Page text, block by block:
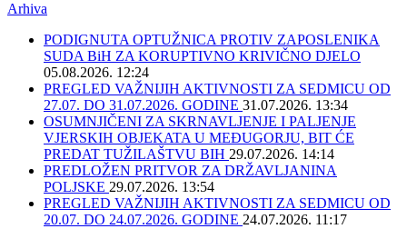
Arhiva
PODIGNUTA OPTUŽNICA PROTIV ZAPOSLENIKA
SUDA BiH ZA KORUPTIVNO KRIVIČNO DJELO
05.08.2026. 12:24
PREGLED VAŽNIJIH AKTIVNOSTI ZA SEDMICU OD
27.07. DO 31.07.2026. GODINE 31.07.2026. 13:34
OSUMNJIČENI ZA SKRNAVLJENJE I PALJENJE
VJERSKIH OBJEKATA U MEĐUGORJU, BIT ĆE
PREDAT TUŽILAŠTVU BIH 29.07.2026. 14:14
PREDLOŽEN PRITVOR ZA DRŽAVLJANINA
POLJSKE 29.07.2026. 13:54
PREGLED VAŽNIJIH AKTIVNOSTI ZA SEDMICU OD
20.07. DO 24.07.2026. GODINE 24.07.2026. 11:17